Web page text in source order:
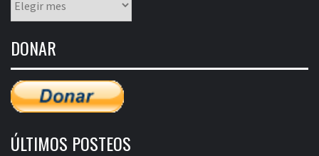
mensual
entradas
DONAR
ÚLTIMOS POSTEOS